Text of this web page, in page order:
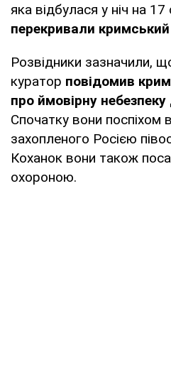
яка відбулася у ніч на
перекривали кримський
Розвідники зазначили,
куратор повідомив
про ймовірну небезпеку
Спочатку вони поспіхом
захопленого Росією
Коханок вони також
охороною.